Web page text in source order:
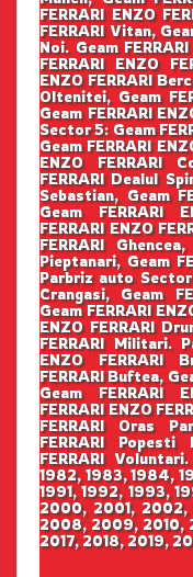
FERRARI ENZO
FERRARI Vitan,
Noi. Geam
FERRARI ENZO
ENZO FERRARI
Oltenitei, Geam
Geam FERRARI
Sector 5: Geam
Geam FERRARI
ENZO FERRARI
FERRARI Dealul
Sebastian, Geam
Geam FERRARI
FERRARI ENZO
FERRARI
Pieptanari, Geam
Parbriz auto Sector
Crangasi, Geam
Geam FERRARI
ENZO FERRARI
FERRARI Militari.
ENZO FERRARI
FERRARI Buftea,
Geam FERRARI
FERRARI ENZO
FERRARI Oras
FERRARI Popesti
FERRARI
1982, 1983, 1984,
1991, 1992, 1993,
2000, 2001,
2008, 2009, 2010,
2017, 2018, 2019,